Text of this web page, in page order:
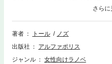
ためならなんでもしてみせる！ と
拐されたノアが無事保護され、安堵
罪組織はいまだ謎に包まれたまま。
んが、「神託」に関わる重要な子で
して……!? 家族への愛とオタクの力
ー、新展開の予感高まる第７巻！ ※
著者 トール
ノズ
出版社
アルファポリス
ジャンル
女性向けラノベ